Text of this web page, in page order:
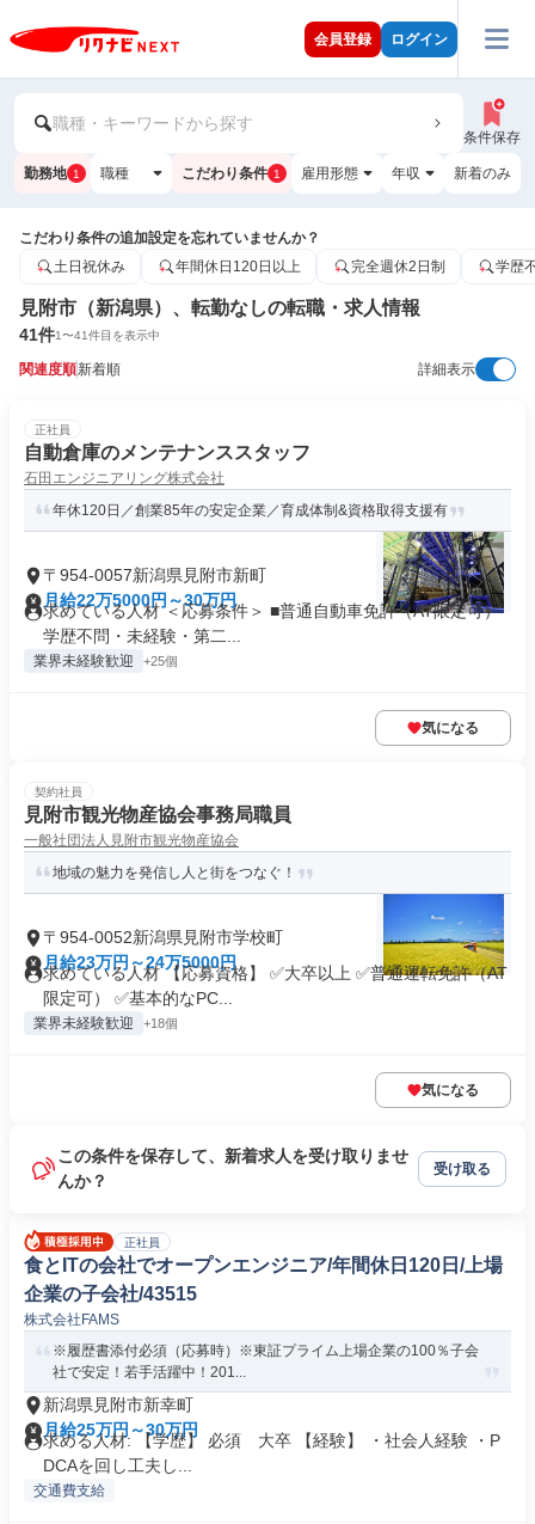
会員登録 ログイン
職種・キーワードから探す
条件保存
勤務地 1 職種 こだわり条件 1 雇用形態 年収 新着のみ
こだわり条件の追加設定を忘れていませんか？
土日祝休み
年間休日120日以上 完全週休2日制 学歴
見附市（新潟県）、転勤なしの転職・求人情報
41件1〜41件目を表示中
関連度順新着順 詳細表示
正社員
自動倉庫のメンテナンススタッフ
石田エンジニアリング株式会社
年休120日／創業85年の安定企業／育成体制&資格取得支援有
〒954-0057新潟県見附市新町
月給22万5000円～30万円
求めている人材 ＜応募条件＞ ■普通自動車免許（AT限定可）
学歴不問・未経験・第二...
業界未経験歓迎 +25個
気になる
契約社員
見附市観光物産協会事務局職員
一般社団法人見附市観光物産協会
地域の魅力を発信し人と街をつなぐ！
〒954-0052新潟県見附市学校町
月給23万円～24万5000円
求めている人材 【応募資格】 ✅大卒以上 ✅普通運転免許（AT
限定可） ✅基本的なPC...
業界未経験歓迎 +18個
気になる
この条件を保存して、新着求人を受け取りませ
んか？
受け取る
正社員
食とITの会社でオープンエンジニア/年間休日120日/上場
企業の子会社/43515
株式会社FAMS
※履歴書添付必須（応募時）※東証プライム上場企業の100％子会
社で安定！若手活躍中！201...
新潟県見附市新幸町
月給25万円～30万円
求める人材: 【学歴】 必須 大卒 【経験】 ・社会人経験 ・P
DCAを回し工夫し...
交通費支給